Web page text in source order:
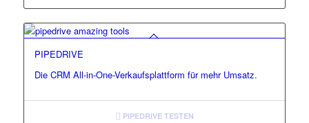
PIPEDRIVE
Die CRM All-in-One-Verkaufsplattform für mehr Umsatz.
PIPEDRIVE TESTEN